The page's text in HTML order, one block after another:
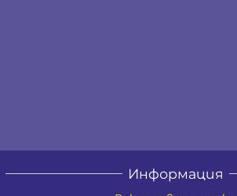
Информация